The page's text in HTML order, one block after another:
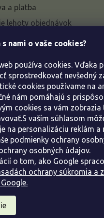
nami o vaše cookies?
používa cookies. Vďaka
sprostredkovať nevšedný
cookies používame na
nám pomáhajú s
cookies sa vám zobrazia
vaším súhlasom
na personalizáciu reklám a
podmienky ochrany
osobných údajov.
o tom, ako Google
ochrany súkromia a
a platba
lehoty objednávok
k parametrom a
rastlín
od kúpnej zmluvy
o ochrane osobných
podmienky
vyhradené.